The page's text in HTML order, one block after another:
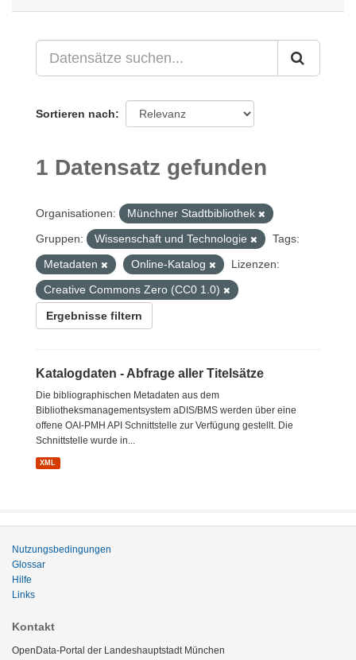
Sortieren nach
1 Datensatz gefunden
Organisationen:
Münchner Stadtbibliothek
Gruppen:
Wissenschaft und Technologie
Tags:
Metadaten
Online-Katalog
Lizenzen:
Creative Commons Zero (CC0 1.0)
Ergebnisse filtern
Katalogdaten - Abfrage aller Titelsätze
Die bibliographischen Metadaten aus dem
Bibliotheksmanagementsystem aDIS/BMS werden über eine
offene OAI-PMH API Schnittstelle zur Verfügung gestellt. Die
Schnittstelle wurde in...
XML
Nutzungsbedingungen
Glossar
Hilfe
Links
Kontakt
OpenData-Portal der Landeshauptstadt München